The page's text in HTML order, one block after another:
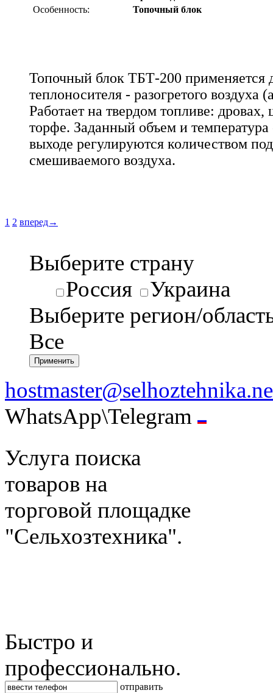
Особенность:
Топочный блок
Топочный блок ТБТ-200 применяется
теплоносителя - разогретого воздуха
Работает на твердом топливе:
торфе. Заданный объем и температура
выходе регулируются количеством
смешиваемого воздуха.
1 2 вперед→
Выберите страну
Россия
Украина
Выберите регион/
Все
WhatsApp\Telegram
Услуга поиска
товаров на
торговой площадке
"Сельхозтехника".
Быстро и
профессионально.
отправить